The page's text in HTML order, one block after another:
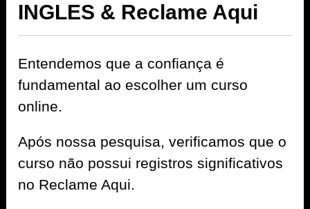
INGLES & Reclame Aqui
Entendemos que a confiança é
fundamental ao escolher um curso
online.
Após nossa pesquisa, verificamos que o
curso não possui registros significativos
no Reclame Aqui.